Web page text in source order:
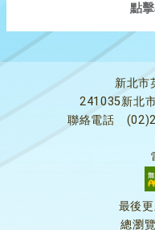
點擊
新北市
241035新北
聯絡電話
最後
總瀏